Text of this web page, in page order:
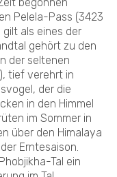
Pelela-Pass (3423
gilt als eines der
gehört zu den
der seltenen
tief verehrt in
der die
in den Himmel
im Sommer in
über den Himalaya
Erntesaison.
Tal ein